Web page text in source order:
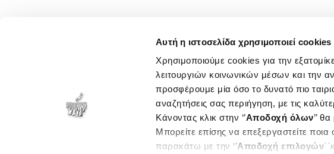
Αυτή η ιστοσελίδα χρησιμοποιεί cookies
Χρησιμοποιούμε cookies για την
λειτουργιών κοινωνικών μέσων και την
προσφέρουμε μία όσο το δυνατό πιο
αναζητήσεις σας περιήγηση, με τις
Κάνοντας κλικ στην ‘’Αποδοχή όλων’’
Μπορείτε επίσης να επεξεργαστείτε
παρακάτω με την ‘’Αποδοχή επιλογών